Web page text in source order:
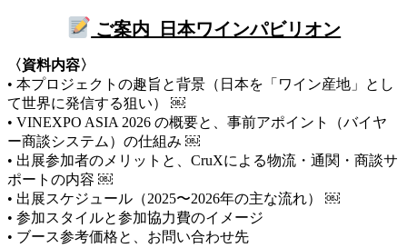
ご案内_日本ワインパビリオン
〈資料内容〉
• 本プロジェクトの趣旨と背景（日本を「ワイン産地」とし
て世界に発信する狙い） ￼
• VINEXPO ASIA 2026 の概要と、事前アポイント（バイヤ
ー商談システム）の仕組み ￼
• 出展参加者のメリットと、CruXによる物流・通関・商談サ
ポートの内容 ￼
• 出展スケジュール（2025〜2026年の主な流れ） ￼
• 参加スタイルと参加協力費のイメージ
• ブース参考価格と、お問い合わせ先